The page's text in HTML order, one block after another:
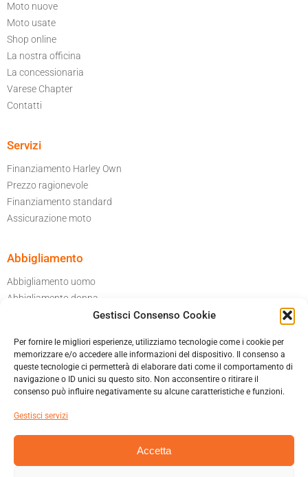
Gestisci Consenso Cookie
Per fornire le migliori esperienze, utilizziamo tecnologie come i cookie per
memorizzare e/o accedere alle informazioni del dispositivo. Il consenso a
queste tecnologie ci permetterà di elaborare dati come il comportamento di
navigazione o ID unici su questo sito. Non acconsentire o ritirare il
consenso può influire negativamente su alcune caratteristiche e funzioni.
Gestisci servizi
Accetta
Moto nuove
Moto usate
Shop online
La nostra officina
La concessionaria
Varese Chapter
Contatti
Servizi
Finanziamento Harley Own
Prezzo ragionevole
Finanziamento standard
Assicurazione moto
Abbigliamento
Abbigliamento uomo
Abbigliamento donna
Caschi
Informatica privacy
Condizioni generali di vendita